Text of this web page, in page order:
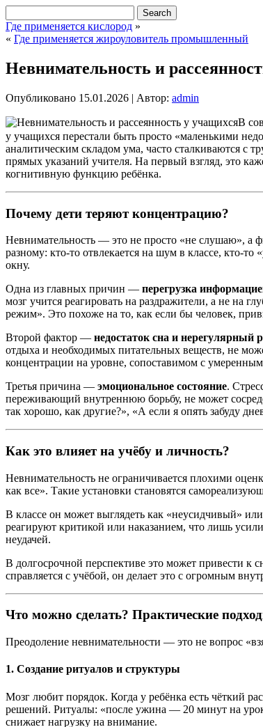
Где применяется кислород »
« Где применяется жироуловитель промышленный
Невнимательность и
Опубликовано 15.01.2026 | Автор: admin
В
у учащихся перестали быть просто «маленькими
аналитическим складом ума, часто сталкиваются с
прямых указаний учителя. На первый взгляд, это
когнитивную функцию ребёнка.
Почему дети теряют концентрацию?
Невнимательность — это не просто «не слушаю», а
разному: кто-то отвлекается на шум в классе, кто-
окну.
Одна из главных причин — перегрузка
мозг учится реагировать на раздражители, а не на
режим». Это похоже на то, как если бы человек,
Второй фактор — недостаток сна и нерегулярный
отдыха и необходимых питательных веществ, не
концентрации на уровне, сопоставимом с
Третья причина — эмоциональное состояние.
переживающий внутреннюю борьбу, не может
так хорошо, как другие?», «А если я опять забуду
Как это влияет на учёбу и личность?
Невнимательность не ограничивается плохими
как все». Такие установки становятся
В классе он может выглядеть как «неусидчивый»
реагируют критикой или наказанием, что лишь
неудачей.
В долгосрочной перспективе это может привести
справляется с учёбой, он делает это с огромным
Что можно сделать? Практические
Преодоление невнимательности — это не вопрос
1. Создание ритуалов и структуры
Мозг любит порядок. Когда у ребёнка есть чёткий
решений. Ритуалы: «после ужина — 20 минут на
снижает нагрузку на внимание.